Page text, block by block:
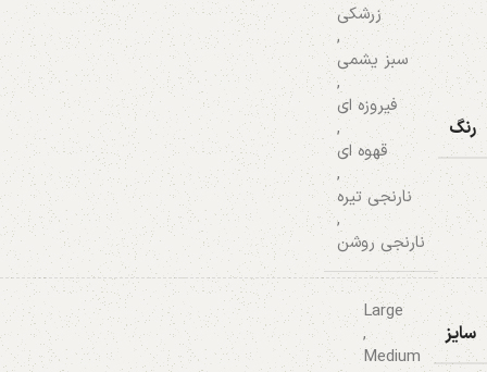
رنگ
زرشکی
,
سبز یشمی
,
فیروزه ای
,
قهوه ای
,
نارنجی تیره
,
نارنجی روشن
سایز
Large
,
Medium